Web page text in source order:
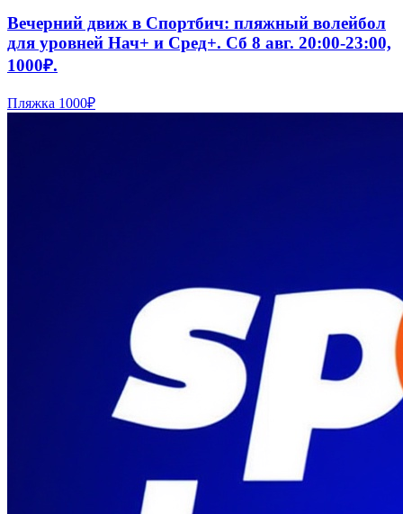
Вечерний движ в Спортбич: пляжный волейбол
для уровней Нач+ и Сред+. Сб 8 авг. 20:00-23:00,
1000₽.
Пляжка 1000₽